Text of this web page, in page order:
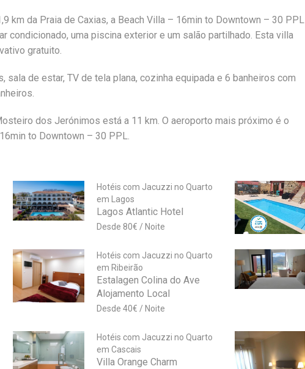
km da Praia de Caxias, a Beach Villa – 16min to Downtown – 30 PPL
uma piscina exterior e um salão partilhado. Esta villa
gratuito.
de estar, TV de tela plana, cozinha equipada e 6 banheiros com
dos Jerónimos está a 11 km. O aeroporto mais próximo é o
to Downtown – 30 PPL.
Hotéis com Jacuzzi no Quarto
em Lagos
Lagos Atlantic Hotel
80€
Hotéis com Jacuzzi no Quarto
em Ribeirão
Estalagen Colina do Ave
Alojamento Local
40€
Hotéis com Jacuzzi no Quarto
em Cascais
Villa Orange Charm